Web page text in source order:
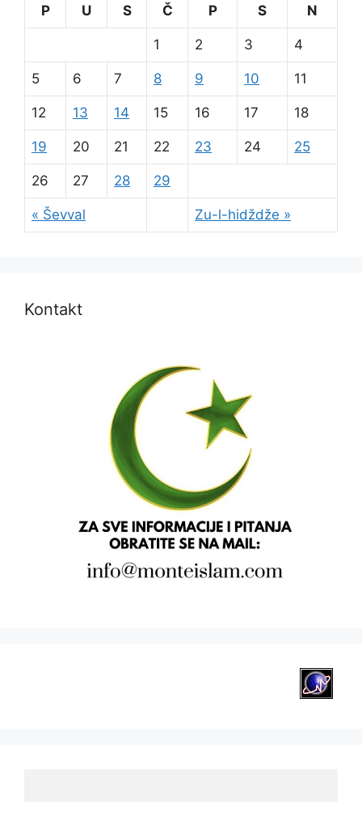
P
U S Č P S N
« Ševval Zu-l-hidždže »
1 2 3 4
5 6 7 8 9 10 11
12 13 14 15 16 17 18
19 20 21 22 23 24 25
26 27 28 29
Kontakt